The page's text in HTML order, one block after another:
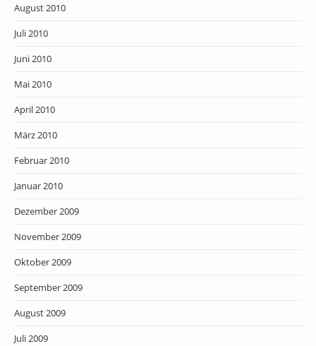
August 2010
Juli 2010
Juni 2010
Mai 2010
April 2010
März 2010
Februar 2010
Januar 2010
Dezember 2009
November 2009
Oktober 2009
September 2009
August 2009
Juli 2009